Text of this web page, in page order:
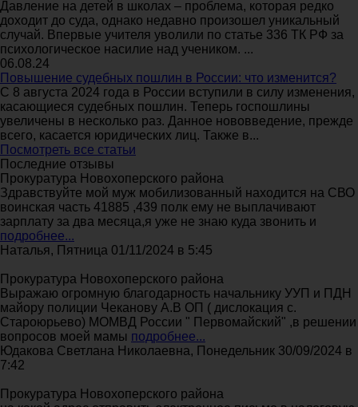
Давление на детей в школах – проблема, которая редко
доходит до суда, однако недавно произошел уникальный
случай. Впервые учителя уволили по статье 336 ТК РФ за
психологическое насилие над учеником. ...
06.08.24
Повышение судебных пошлин в России: что изменится?
С 8 августа 2024 года в России вступили в силу изменения,
касающиеся судебных пошлин. Теперь госпошлины
увеличены в несколько раз. Данное нововведение, прежде
всего, касается юридических лиц. Также в...
Посмотреть все статьи
Последние отзывы
Прокуратура Новохоперского района
Здравствуйте мой муж мобилизованный находится на СВО
воинская часть 41885 ,439 полк ему не выплачивают
зарплату за два месяца,я уже не знаю куда звонить и
подробнее...
Наталья, Пятница 01/11/2024 в 5:45
Прокуратура Новохоперского района
Выражаю огромную благодарность начальнику УУП и ПДН
майору полиции Чеканову А.В ОП ( дислокация с.
Староюрьево) МОМВД России " Первомайский" ,в решении
вопросов моей мамы подробнее...
Юдакова Светлана Николаевна, Понедельник 30/09/2024 в
7:42
Прокуратура Новохоперского района